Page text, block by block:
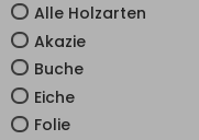
Alle Holzarten
Akazie
Buche
Eiche
Folie